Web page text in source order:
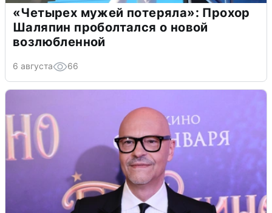
«Четырех мужей потеряла»: Прохор
Шаляпин проболтался о новой
возлюбленной
6 августа 66